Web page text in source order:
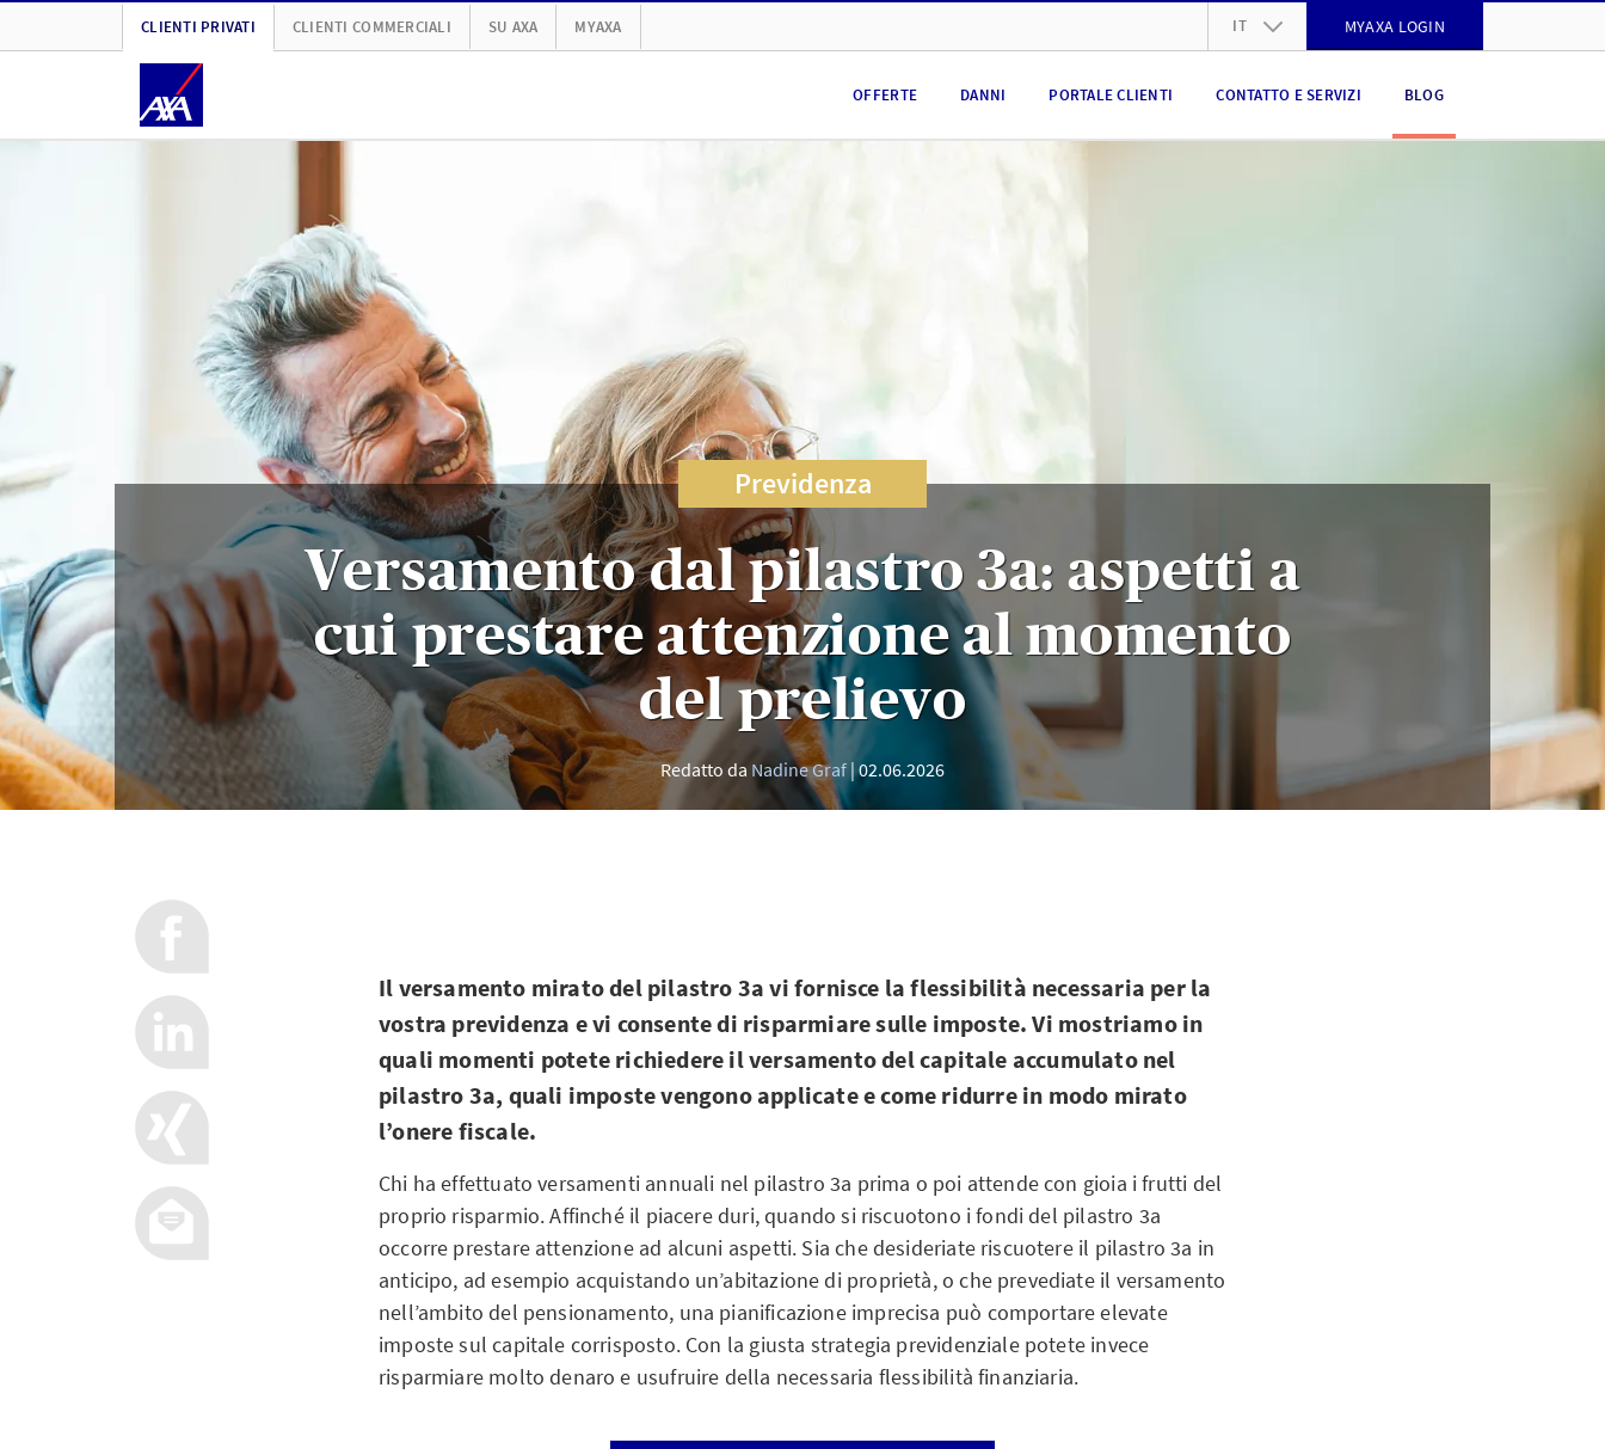
CLIENTI PRIVATI CLIENTI COMMERCIALI SU AXA MYAXA IT MYAXA LOGIN
OFFERTE DANNI PORTALE CLIENTI CONTATTO E SERVIZI BLOG
Previdenza
Versamento dal pilastro 3a: aspetti a
cui prestare attenzione al momento
del prelievo
Redatto da Nadine Graf 02.06.2026
Il versamento mirato del pilastro 3a vi fornisce la flessibilità necessaria per la
vostra previdenza e vi consente di risparmiare sulle imposte. Vi mostriamo in
quali momenti potete richiedere il versamento del capitale accumulato nel
pilastro 3a, quali imposte vengono applicate e come ridurre in modo mirato
l’onere fiscale.
Chi ha effettuato versamenti annuali nel pilastro 3a prima o poi attende con gioia i frutti del
proprio risparmio. Affinché il piacere duri, quando si riscuotono i fondi del pilastro 3a
occorre prestare attenzione ad alcuni aspetti. Sia che desideriate riscuotere il pilastro 3a in
anticipo, ad esempio acquistando un’abitazione di proprietà, o che prevediate il versamento
nell’ambito del pensionamento, una pianificazione imprecisa può comportare elevate
imposte sul capitale corrisposto. Con la giusta strategia previdenziale potete invece
risparmiare molto denaro e usufruire della necessaria flessibilità finanziaria.